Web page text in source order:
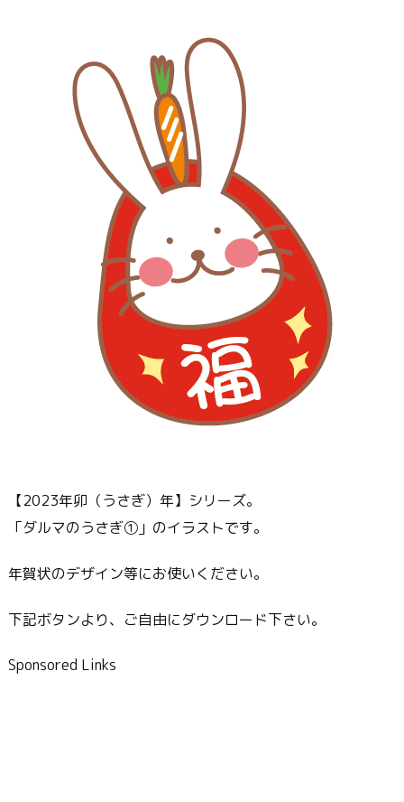
【2023年卯（うさぎ）年】シリーズ。
「ダルマのうさぎ①」のイラストです。
年賀状のデザイン等にお使いください。
下記ボタンより、ご自由にダウンロード下さい。
Sponsored Links